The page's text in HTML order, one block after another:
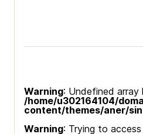
Warning: Undefined array
/home/u302164104/
content/themes/aner/
Warning: Trying to